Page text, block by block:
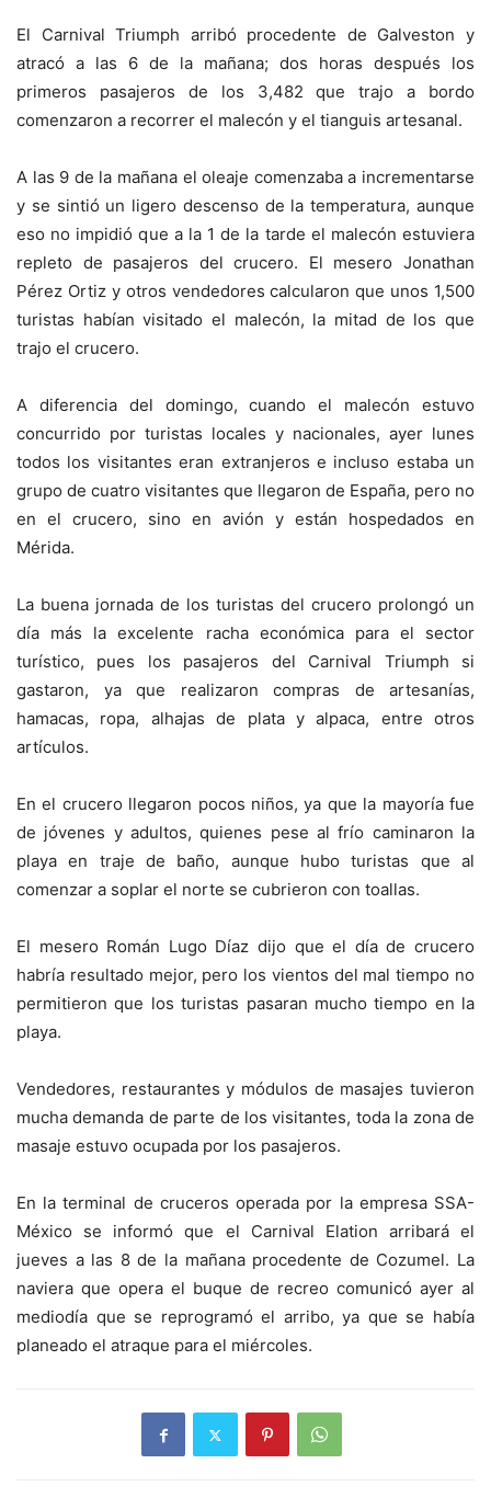
El Carnival Triumph arribó procedente de Galveston y
atracó a las 6 de la mañana; dos horas después los
primeros pasajeros de los 3,482 que trajo a bordo
comenzaron a recorrer el malecón y el tianguis artesanal.
A las 9 de la mañana el oleaje comenzaba a incrementarse
y se sintió un ligero descenso de la temperatura, aunque
eso no impidió que a la 1 de la tarde el malecón estuviera
repleto de pasajeros del crucero. El mesero Jonathan
Pérez Ortiz y otros vendedores calcularon que unos 1,500
turistas habían visitado el malecón, la mitad de los que
trajo el crucero.
A diferencia del domingo, cuando el malecón estuvo
concurrido por turistas locales y nacionales, ayer lunes
todos los visitantes eran extranjeros e incluso estaba un
grupo de cuatro visitantes que llegaron de España, pero no
en el crucero, sino en avión y están hospedados en
Mérida.
La buena jornada de los turistas del crucero prolongó un
día más la excelente racha económica para el sector
turístico, pues los pasajeros del Carnival Triumph si
gastaron, ya que realizaron compras de artesanías,
hamacas, ropa, alhajas de plata y alpaca, entre otros
artículos.
En el crucero llegaron pocos niños, ya que la mayoría fue
de jóvenes y adultos, quienes pese al frío caminaron la
playa en traje de baño, aunque hubo turistas que al
comenzar a soplar el norte se cubrieron con toallas.
El mesero Román Lugo Díaz dijo que el día de crucero
habría resultado mejor, pero los vientos del mal tiempo no
permitieron que los turistas pasaran mucho tiempo en la
playa.
Vendedores, restaurantes y módulos de masajes tuvieron
mucha demanda de parte de los visitantes, toda la zona de
masaje estuvo ocupada por los pasajeros.
En la terminal de cruceros operada por la empresa SSA-
México se informó que el Carnival Elation arribará el
jueves a las 8 de la mañana procedente de Cozumel. La
naviera que opera el buque de recreo comunicó ayer al
mediodía que se reprogramó el arribo, ya que se había
planeado el atraque para el miércoles.